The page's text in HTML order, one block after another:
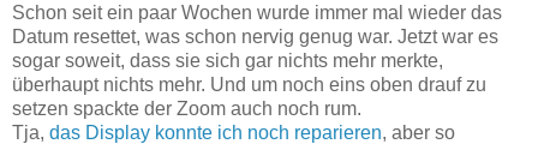
Schon seit ein paar Wochen wurde immer mal wieder das
Datum resettet, was schon nervig genug war. Jetzt war es
sogar soweit, dass sie sich gar nichts mehr merkte,
überhaupt nichts mehr. Und um noch eins oben drauf zu
setzen spackte der Zoom auch noch rum.
Tja, das Display konnte ich noch reparieren, aber so